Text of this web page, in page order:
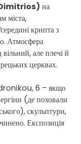
Dimitrios) на
міста,
крипта з
Атмосфера
але плечі й
церквах.
6 – якщо
(де поховали
скульптури,
Експозиція